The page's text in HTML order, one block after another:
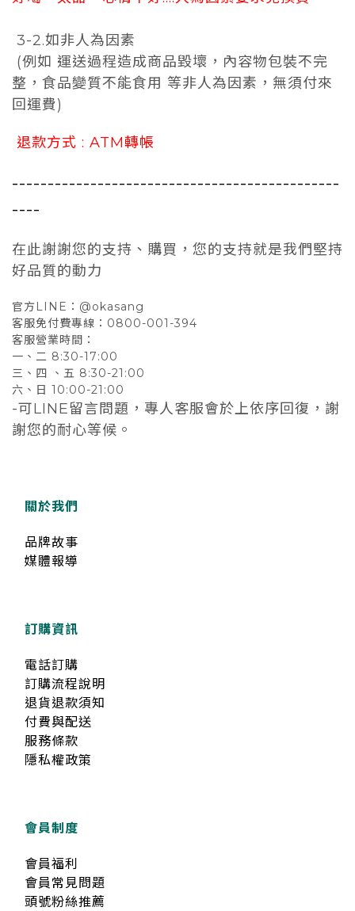
3-2.如非人為因素
(例如 運送過程造成商品毀壞，內容物包裝不完
整，食品變質不能食用 等非人為因素，無須付來
回運費)
退款方式 : ATM轉帳
----------------------------------------------
----
在此謝謝您的支持、購買，您的支持就是我們堅持
好品質的動力
官方LINE：@okasang
客服免付費專線：0800-001-394
客服營業時間：
一、二 8:30-17:00
三、四 、五 8:30-21:00
六、日 10:00-21:00
-可LINE留言問題，專人客服會於上依序回復，謝
謝您的耐心等候。
關於我們
品牌故事
媒體報導
訂購資訊
電話訂購
訂購流程說明
退貨退款須知
付費與配送
服務條款
隱私權政策
會員制度
會員福利
會員常見問題
頭號粉絲推薦